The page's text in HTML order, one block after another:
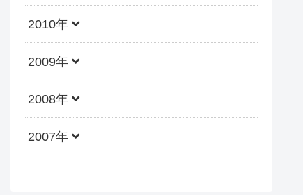
2010年
2009年
2008年
2007年